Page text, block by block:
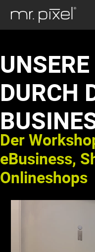
DURCH
Der
eBusiness,
Onlineshops